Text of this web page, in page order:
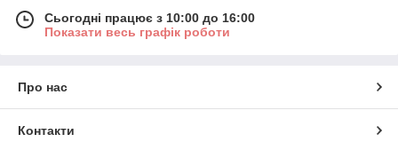
Сьогодні працює з 10:00 до 16:00
Показати весь графік роботи
Про нас
Контакти